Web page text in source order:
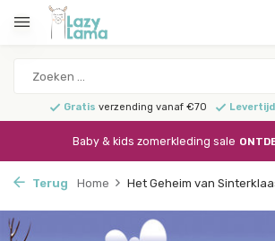
Gratis verzending vanaf €70 Levertijd
Baby & kids zomerkleding sale
Terug Home Het Geheim van